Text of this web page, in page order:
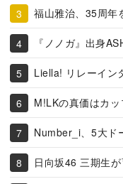
福山雅治、35周年
『ノノガ』出身
Liella! リレーイン
M!LKの真価はカ
Number_i、5大ド
日向坂46 三期生